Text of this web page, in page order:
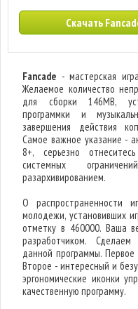
Скачать
Fancade - мастерская
Желаемое количество
для сборки 146MB,
программки и
завершения действия
Самое важное указание -
8+, серьезно
системных
разархивированием.
О распространенности
молодежи, установивших
отметку в 460000. Ваша
разработчиком.
данной программы.
Второе - интересный и
эргономические иконки
качественную программу.